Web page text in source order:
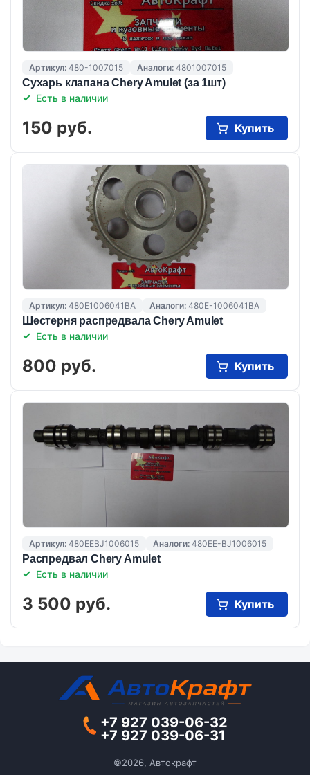
Артикул: 480-1007015 Аналоги: 4801007015
Сухарь клапана Chery Amulet (за 1шт)
Есть в наличии
150 руб. Купить
Артикул: 480E1006041BA Аналоги: 480E-1006041BA
Шестерня распредвала Chery Amulet
Есть в наличии
800 руб. Купить
Артикул: 480EEBJ1006015 Аналоги: 480EE-BJ1006015
Распредвал Chery Amulet
Есть в наличии
3 500 руб. Купить
+7 927 039-06-32
+7 927 039-06-31
©2026, Автокрафт